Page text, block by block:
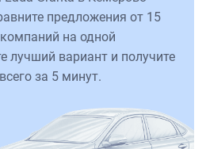
предложения от 15
на одной
лучший вариант и получите
за 5 минут.